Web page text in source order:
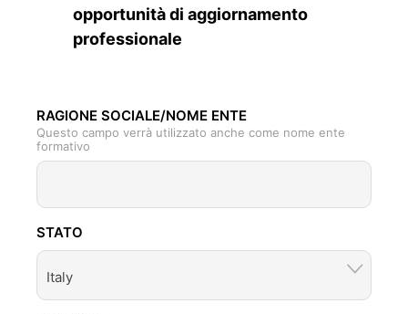
opportunità di aggiornamento
professionale
RAGIONE SOCIALE/NOME ENTE
Questo campo verrà utilizzato anche come nome ente
formativo
STATO
Italy